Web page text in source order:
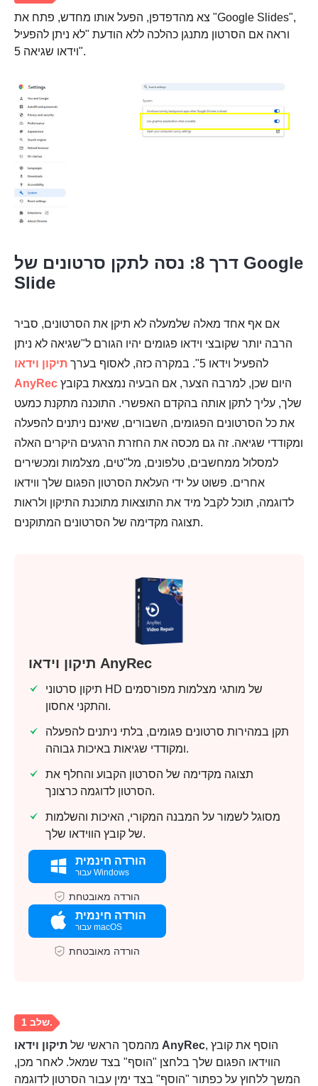
שלב 2.
שלב 3.
צא מהדפדפן, הפעל אותו מחדש, פתח את "Google Slides",
וראה אם הסרטון מתנגן כהלכה ללא הודעת "לא ניתן להפעיל
וידאו שגיאה 5".
דרך 8: נסה לתקן סרטונים של Google
Slide
אם אף אחד מאלה שלמעלה לא תיקן את הסרטונים, סביר
הרבה יותר שקובצי וידאו פגומים יהיו הגורם ל"שגיאה לא ניתן
להפעיל וידאו 5". במקרה כזה, לאסוף בערך
תיקון וידאו
AnyRec
שלך, עליך לתקן אותה בהקדם האפשרי. התוכנה מתקנת כמעט
את כל הסרטונים הפגומים, השבורים, שאינם ניתנים להפעלה
ומקודדי שגיאה. זה גם מכסה את החזרת הרגעים היקרים האלה
למסלול ממחשבים, טלפונים, מל"טים, מצלמות ומכשירים
אחרים. פשוט על ידי העלאת הסרטון הפגום שלך ווידאו
לדוגמה, תוכל לקבל מיד את התוצאות מתוכנת התיקון ולראות
תצוגה מקדימה של הסרטונים המתוקנים.
תיקון וידאו AnyRec
תיקון סרטוני HD של מותגי מצלמות מפורסמים
והתקני אחסון.
תקן במהירות סרטונים פגומים, בלתי ניתנים להפעלה
ומקודדי שגיאות באיכות גבוהה.
תצוגה מקדימה של הסרטון הקבוע והחלף את
הסרטון לדוגמה כרצונך.
מסוגל לשמור על המבנה המקורי, האיכות והשלמות
של קובץ הווידאו שלך.
הורדה חינמית
עבור Windows
הורדה מאובטחת
הורדה חינמית
עבור macOS
הורדה מאובטחת
מהמסך הראשי של תיקון וידאו AnyRec, הוסף את קובץ
הווידאו הפגום שלך בלחצן "הוסף" בצד שמאל. לאחר מכן,
המשך ללחוץ על כפתור "הוסף" בצד ימין עבור הסרטון לדוגמה